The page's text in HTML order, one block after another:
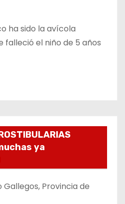
ha sido la avícola
falleció el niño de 5 años
ya
Provincia de